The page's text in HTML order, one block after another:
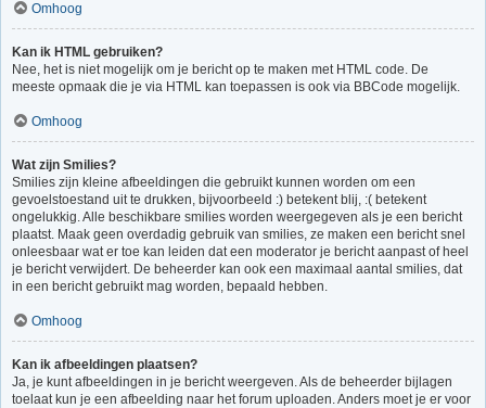
Omhoog
Kan ik HTML gebruiken?
Nee, het is niet mogelijk om je bericht op te maken met HTML code. De
meeste opmaak die je via HTML kan toepassen is ook via BBCode mogelijk.
Omhoog
Wat zijn Smilies?
Smilies zijn kleine afbeeldingen die gebruikt kunnen worden om een
gevoelstoestand uit te drukken, bijvoorbeeld :) betekent blij, :( betekent
ongelukkig. Alle beschikbare smilies worden weergegeven als je een bericht
plaatst. Maak geen overdadig gebruik van smilies, ze maken een bericht snel
onleesbaar wat er toe kan leiden dat een moderator je bericht aanpast of heel
je bericht verwijdert. De beheerder kan ook een maximaal aantal smilies, dat
in een bericht gebruikt mag worden, bepaald hebben.
Omhoog
Kan ik afbeeldingen plaatsen?
Ja, je kunt afbeeldingen in je bericht weergeven. Als de beheerder bijlagen
toelaat kun je een afbeelding naar het forum uploaden. Anders moet je er voor